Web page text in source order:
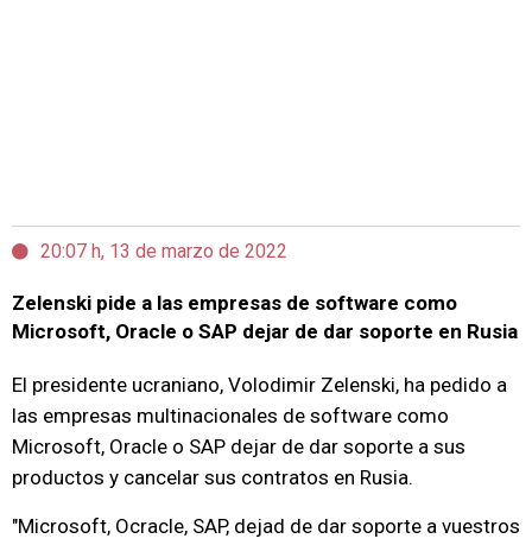
20:07 h, 13 de marzo de 2022
Zelenski pide a las empresas de software como
Microsoft, Oracle o SAP dejar de dar soporte en Rusia
El presidente ucraniano, Volodimir Zelenski, ha pedido a
las empresas multinacionales de software como
Microsoft, Oracle o SAP dejar de dar soporte a sus
productos y cancelar sus contratos en Rusia.
"Microsoft, Ocracle, SAP, dejad de dar soporte a vuestros